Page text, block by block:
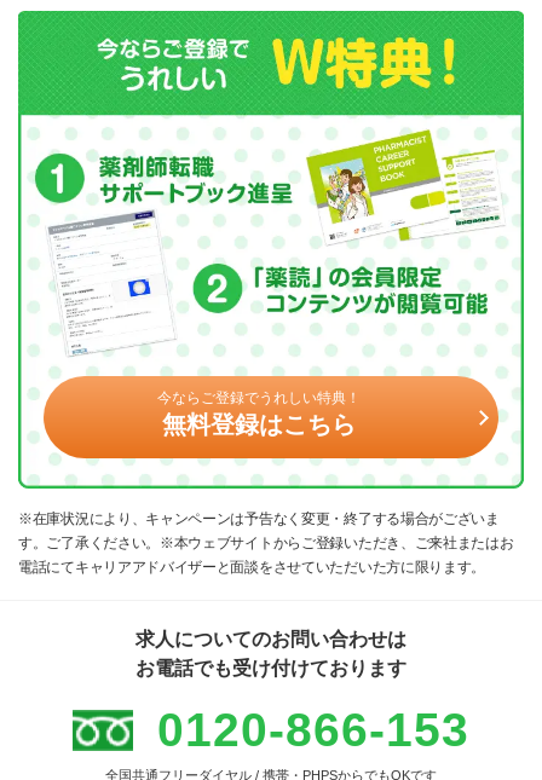
今ならご登録でうれしい特典！
無料登録はこちら
※在庫状況により、キャンペーンは予告なく変更・終了する場合がございま
す。ご了承ください。※本ウェブサイトからご登録いただき、ご来社またはお
電話にてキャリアアドバイザーと面談をさせていただいた方に限ります。
求人についてのお問い合わせは
お電話でも受け付けております
0120-866-153
全国共通フリーダイヤル / 携帯・PHPSからでもOKです